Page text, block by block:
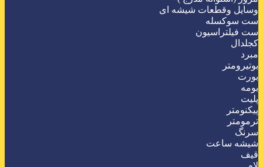
وسایل وقطعات شیشه ای
ست سوکسله
ست فیلتراسیون
کجلدال
مبرد
بوتیرومتر
بورت
بومه
پلیت
پیکنومتر
ترمومتر
سرنگ
شیشه ساعت
قیف